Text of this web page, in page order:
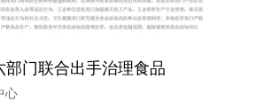
部门联合出手治理食品
心